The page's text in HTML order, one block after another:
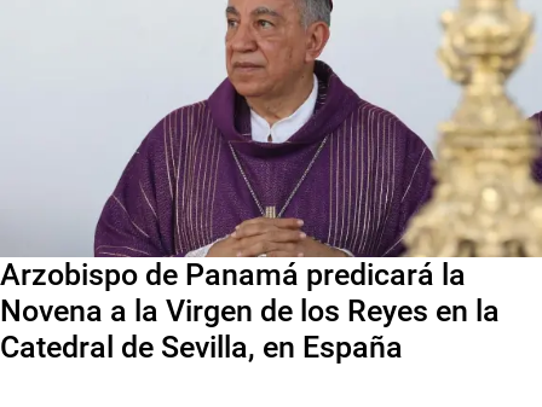
Arzobispo de Panamá predicará la
Novena a la Virgen de los Reyes en la
Catedral de Sevilla, en España